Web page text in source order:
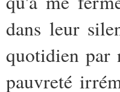
dans leur
quotidien par
pauvreté